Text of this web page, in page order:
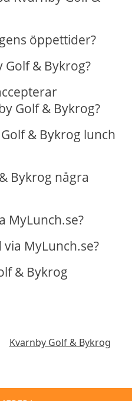
öppettider?
Golf & Bykrog?
Golf & Bykrog?
& Bykrog lunch
Bykrog några
MyLunch.se?
MyLunch.se?
& Bykrog
Kvarnby Golf & Bykrog